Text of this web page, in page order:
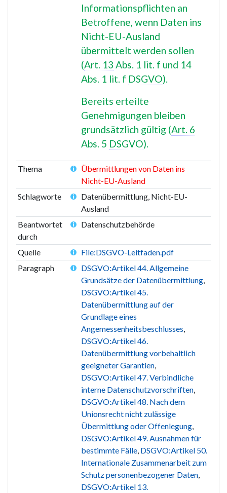
Informationspflichten an
Betroffene, wenn Daten ins
Nicht-EU-Ausland
übermittelt werden sollen
(Art. 13 Abs. 1 lit. f und 14
Abs. 1 lit. f DSGVO).
Bereits erteilte
Genehmigungen bleiben
grundsätzlich gültig (Art. 6
Abs. 5 DSGVO).
Thema
Übermittlungen von Daten ins
Nicht-EU-Ausland
Schlagworte
Datenübermittlung, Nicht-EU-
Ausland
Beantwortet
durch
Datenschutzbehörde
Quelle
File:DSGVO-Leitfaden.pdf
Paragraph
DSGVO:Artikel 44. Allgemeine
Grundsätze der Datenübermittlung
DSGVO:Artikel 45.
Datenübermittlung auf der
Grundlage eines
Angemessenheitsbeschlusses
DSGVO:Artikel 46.
Datenübermittlung vorbehaltlich
geeigneter Garantien
DSGVO:Artikel 47. Verbindliche
interne Datenschutzvorschriften
DSGVO:Artikel 48. Nach dem
Unionsrecht nicht zulässige
Übermittlung oder Offenlegung
DSGVO:Artikel 49. Ausnahmen für
bestimmte Fälle DSGVO:Artikel 50.
Internationale Zusammenarbeit zum
Schutz personenbezogener Daten
DSGVO:Artikel 13.